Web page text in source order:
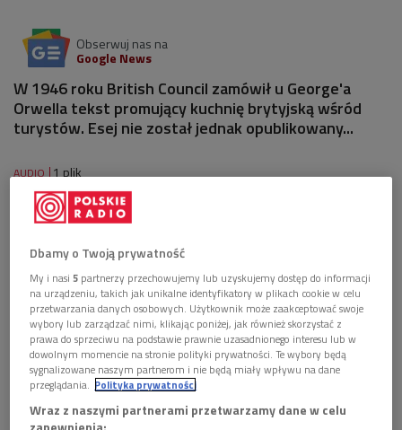
Obserwuj nas na
Google News
W 1946 roku British Council zamówił u George'a
Orwella tekst promujący kuchnię brytyjską wśród
turystów. Esej nie został jednak opublikowany...
AUDIO 1 plik
 27'44
Łukasz Modelski i Małgorzata Seruga opowiadają
o złożonym stosunku George'a Orwella do
brytyjskiej kuchni (Droga przez mąkę/Dwójka)
Dbamy o Twoją prywatność
My i nasi5 partnerzy przechowujemy lub uzyskujemy dostęp do informacji
na urządzeniu, takich jak unikalne identyfikatory w plikach cookie w celu
przetwarzania danych osobowych. Użytkownik może zaakceptować swoje
wybory lub zarządzać nimi, klikając poniżej, jak również skorzystać z
prawa do sprzeciwu na podstawie prawnie uzasadnionego interesu lub w
dowolnym momencie na stronie polityki prywatności. Te wybory będą
sygnalizowane naszym partnerom i nie będą miały wpływu na dane
przeglądania. Polityka prywatności
Wraz z naszymi partnerami przetwarzamy dane w celu